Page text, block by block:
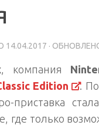
14.04.2017 ·
, компания
Edition
.
приставка
где только